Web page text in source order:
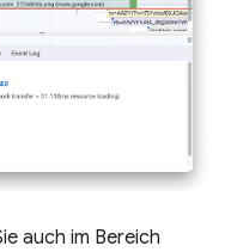
auch im Bereich